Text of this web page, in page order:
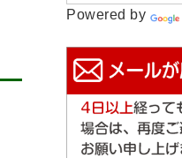
Powered by